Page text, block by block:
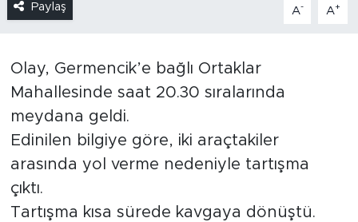
Paylaş A- A+
Olay, Germencik’e bağlı Ortaklar
Mahallesinde saat 20.30 sıralarında
meydana geldi.
Edinilen bilgiye göre, iki araçtakiler
arasında yol verme nedeniyle tartışma
çıktı.
Tartışma kısa sürede kavgaya dönüştü.